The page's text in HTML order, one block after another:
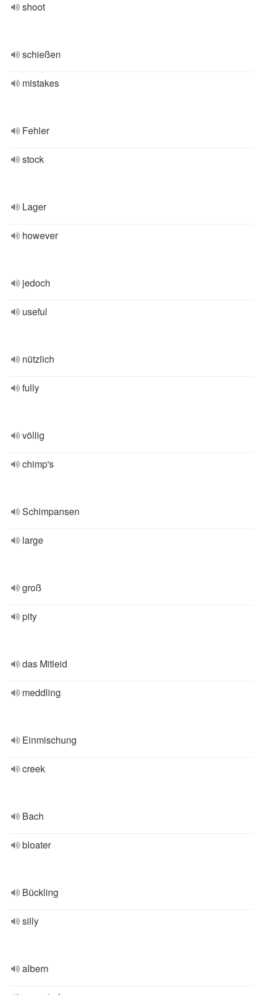
shoot
schießen
mistakes
Fehler
stock
Lager
however
jedoch
useful
nützlich
fully
völlig
chimp's
Schimpansen
large
groß
pity
das Mitleid
meddling
Einmischung
creek
Bach
bloater
Bückling
silly
albern